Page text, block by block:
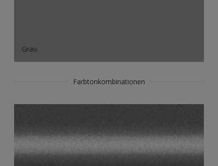
Grau
Farbtonkombinationen